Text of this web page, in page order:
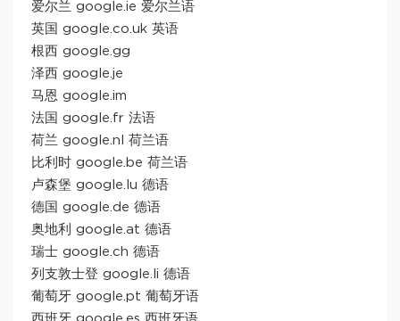
爱尔兰 google.ie 爱尔兰语
英国 google.co.uk 英语
根西 google.gg
泽西 google.je
马恩 google.im
法国 google.fr 法语
荷兰 google.nl 荷兰语
比利时 google.be 荷兰语
卢森堡 google.lu 德语
德国 google.de 德语
奥地利 google.at 德语
瑞士 google.ch 德语
列支敦士登 google.li 德语
葡萄牙 google.pt 葡萄牙语